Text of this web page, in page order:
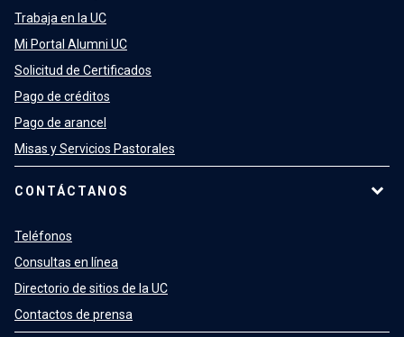
Trabaja en la UC
Mi Portal Alumni UC
Solicitud de Certificados
Pago de créditos
Pago de arancel
Misas y Servicios Pastorales
CONTÁCTANOS
Teléfonos
Consultas en línea
Directorio de sitios de la UC
Contactos de prensa